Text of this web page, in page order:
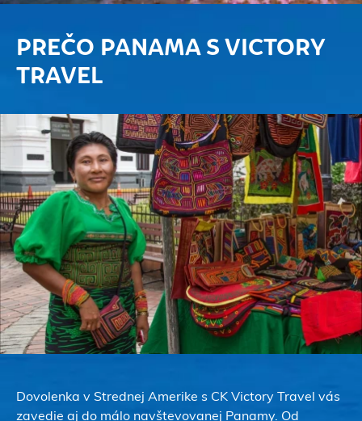
PREČO PANAMA S VICTORY
TRAVEL
Dovolenka v Strednej Amerike s CK Victory Travel vás
zavedie aj do málo navštevovanej Panamy. Od